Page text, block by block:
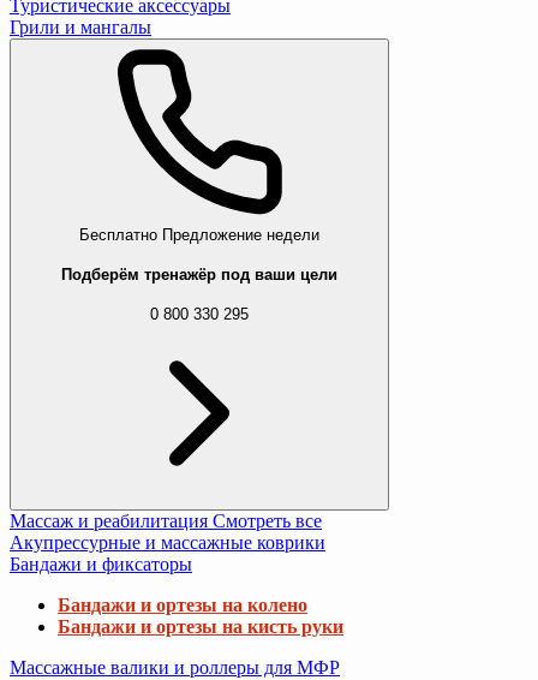
Туристические аксессуары
Грили и мангалы
Бесплатно Предложение недели
Подберём тренажёр под ваши цели
0 800 330 295
Массаж и реабилитация Смотреть все
Акупрессурные и массажные коврики
Бандажи и фиксаторы
Бандажи и ортезы на колено
Бандажи и ортезы на кисть руки
Массажные валики и роллеры для МФР